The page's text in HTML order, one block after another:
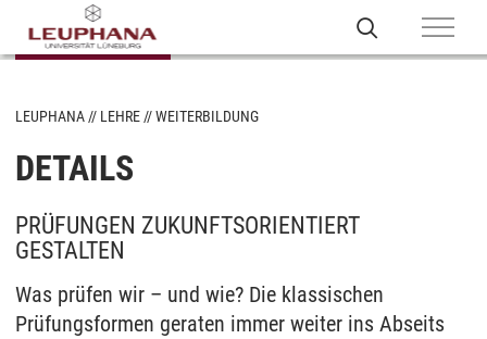
LEUPHANA LEHRE WEITERBILDUNG
DETAILS
PRÜFUNGEN ZUKUNFTSORIENTIERT
GESTALTEN
Was prüfen wir – und wie? Die klassischen
Prüfungsformen geraten immer weiter ins Abseits